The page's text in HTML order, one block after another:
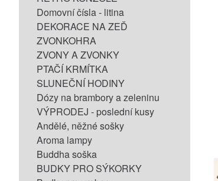
Domovní čísla - litina
DEKORACE NA ZEĎ
ZVONKOHRA
ZVONY A ZVONKY
PTAČÍ KRMÍTKA
SLUNEČNÍ HODINY
Dózy na brambory a zeleninu
VÝPRODEJ - poslední kusy
Andělé, něžné sošky
Aroma lampy
Buddha soška
BUDKY PRO SÝKORKY